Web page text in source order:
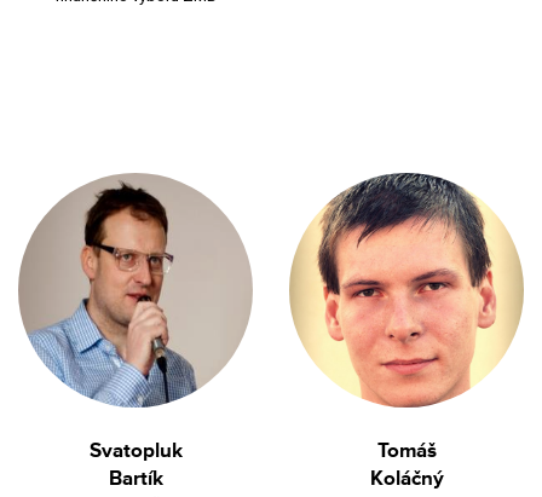
Svatopluk
Bartík
Tomáš
Koláčný